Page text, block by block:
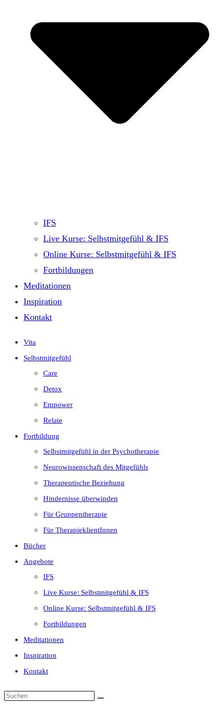
IFS
Live Kurse: Selbstmitgefühl & IFS
Online Kurse: Selbstmitgefühl & IFS
Fortbildungen
Meditationen
Inspiration
Kontakt
Vita
Selbstmitgefühl
Care
Detox
Empower
Relate
Fortbildung
Selbstmitgefühl in der Psychotherapie
Neurowissenschaft des Mitgefühls
Therapeutische Beziehung
Hindernisse überwinden
Für Gruppentherapie
Für TherapieklientInnen
Bücher
Angebote
IFS
Live Kurse: Selbstmitgefühl & IFS
Online Kurse: Selbstmitgefühl & IFS
Fortbildungen
Meditationen
Inspiration
Kontakt
Diese